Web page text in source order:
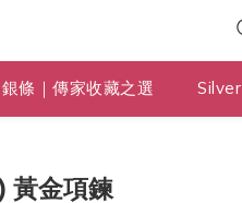
條｜傳家收藏之選 Silver
黃金項鍊